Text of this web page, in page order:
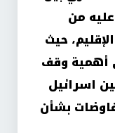
من
حيث
أهمية وقف
اسرائيل
بشأن